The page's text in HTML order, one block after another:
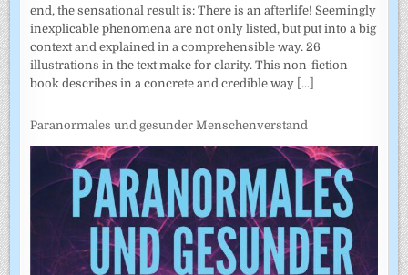
end, the sensational result is: There is an afterlife! Seemingly
inexplicable phenomena are not only listed, but put into a big
context and explained in a comprehensible way. 26
illustrations in the text make for clarity. This non-fiction
book describes in a concrete and credible way [...]
Paranormales und gesunder Menschenverstand